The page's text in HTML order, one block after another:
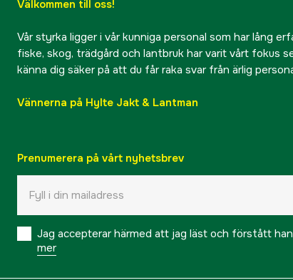
Välkommen till oss!
Vår styrka ligger i vår kunniga personal som har lång
fiske, skog, trädgård och lantbruk har varit vårt fokus
känna dig säker på att du får raka svar från ärlig
Vännerna på Hylte Jakt & Lantman
Prenumerera på vårt nyhetsbrev
Jag accepterar härmed att jag läst och förstått
mer